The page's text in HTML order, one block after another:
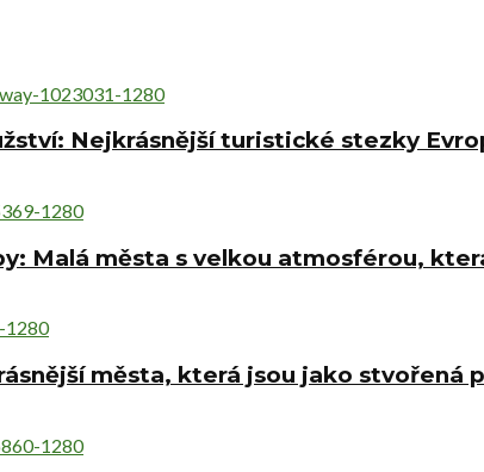
Nejkrásnější turistické stezky
Malá města s velkou atmosférou,
města, která jsou jako stvořená